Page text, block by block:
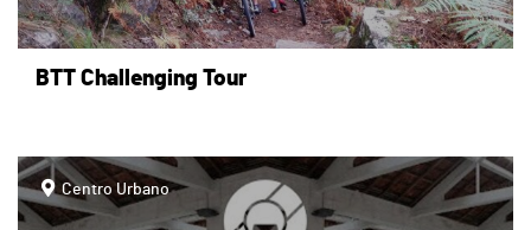
BTT Challenging Tour
page
Centro Urbano